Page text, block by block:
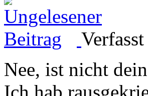
Nee, ist nicht